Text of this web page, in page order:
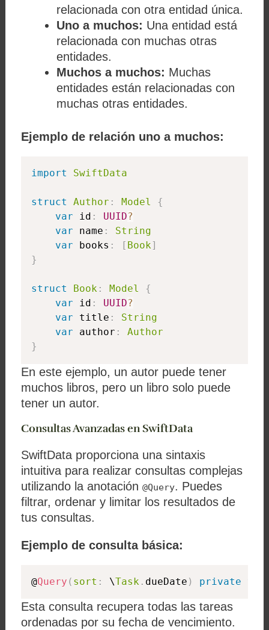
relacionada con otra entidad única.
Uno a muchos: Una entidad está
relacionada con muchas otras
entidades.
Muchos a muchos: Muchas
entidades están relacionadas con
muchas otras entidades.
Ejemplo de relación uno a muchos:
import SwiftData
struct Author : Model
{
var id : UUID?
var name :
String
var books : [ Book]
}
struct Book: Model
{
var id : UUID?
var title :
String
var author :
Author
}
En este ejemplo, un autor puede tener
muchos libros, pero un libro solo puede
tener un autor.
Consultas Avanzadas en SwiftData
SwiftData proporciona una sintaxis
intuitiva para realizar consultas complejas
utilizando la anotación@Query. Puedes
filtrar, ordenar y limitar los resultados de
tus consultas.
Ejemplo de consulta básica:
@Query ( sort : \Task. dueDate ) private
Esta consulta recupera todas las tareas
ordenadas por su fecha de vencimiento.